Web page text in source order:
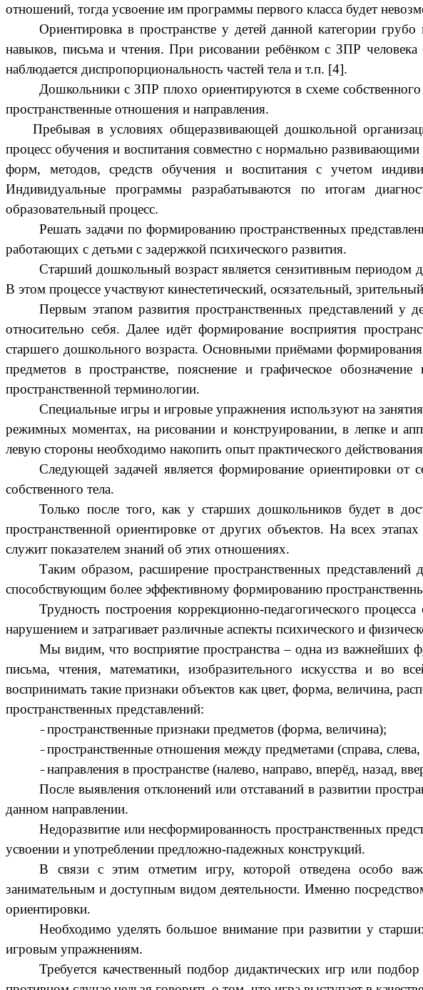
отношений, тогда усвоение им программы первого класса будет
Ориентировка в пространстве у детей данной категории
навыков, письма и чтения. При рисовании ребёнком с ЗПР
наблюдается диспропорциональность частей тела и т.п. [4].
Дошкольники с ЗПР плохо ориентируются в схеме
пространственные отношения и направления.
Пребывая в условиях общеразвивающей дошкольной
процесс обучения и воспитания совместно с нормально
форм, методов, средств обучения и воспитания с учетом
Индивидуальные программы разрабатываются по итогам
образовательный процесс.
Решать задачи по формированию пространственных
работающих с детьми с задержкой психического развития.
Старший дошкольный возраст является сензитивным периодом
В этом процессе участвуют кинестетический, осязательный,
Первым этапом развития пространственных представлений у
относительно себя. Далее идёт формирование восприятия
старшего дошкольного возраста. Основными приёмами
предметов в пространстве, пояснение и графическое
пространственной терминологии.
Специальные игры и игровые упражнения используют на
режимных моментах, на рисовании и конструировании, в лепке и
левую стороны необходимо накопить опыт практического
Следующей задачей является формирование ориентировки от
собственного тела.
Только после того, как у старших дошкольников будет в
пространственной ориентировке от других объектов. На всех
служит показателем знаний об этих отношениях.
Таким образом, расширение пространственных представлений
способствующим более эффективному формированию
Трудность построения коррекционно-педагогического
нарушением и затрагивает различные аспекты психического и
Мы видим, что восприятие пространства – одна из важнейших
письма, чтения, математики, изобразительного искусства и во
воспринимать такие признаки объектов как цвет, форма, величина,
пространственных представлений:
пространственные признаки предметов (форма, величина);
пространственные отношения между предметами (справа,
направления в пространстве (налево, направо, вперёд, назад,
После выявления отклонений или отставаний в развитии
данном направлении.
Недоразвитие или несформированность пространственных
усвоении и употреблении предложно-падежных конструкций.
В связи с этим отметим игру, которой отведена особо
занимательным и доступным видом деятельности. Именно
ориентировки.
Необходимо уделять большое внимание при развитии у
игровым упражнениям.
Требуется качественный подбор дидактических игр или